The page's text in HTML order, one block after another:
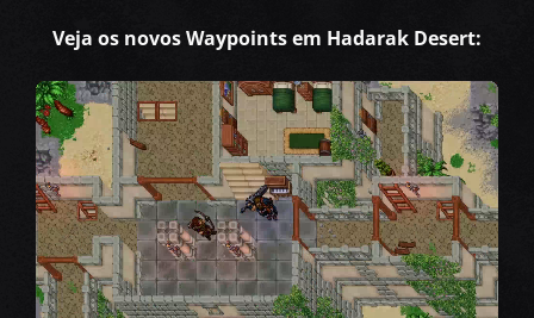
Veja os novos Waypoints em Hadarak Desert: